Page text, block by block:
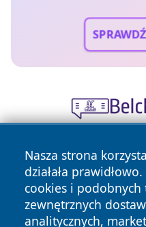
Nasza strona
działała
cookies i
zewnętrznych
analitycznych,